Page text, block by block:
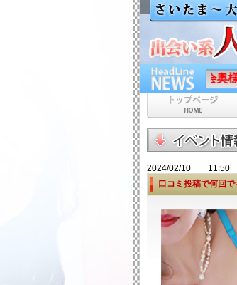
新入会奥様～人気奥様ま
2024/02/10 11:50
口コミ投稿で何回